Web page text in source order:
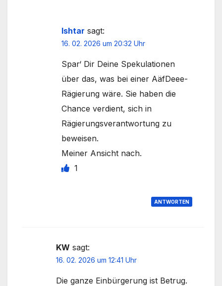
Ishtar sagt:
16. 02. 2026 um 20:32 Uhr
Spar‘ Dir Deine Spekulationen
über das, was bei einer AäfDeee-
Rägierung wäre. Sie haben die
Chance verdient, sich in
Rägierungsverantwortung zu
beweisen.
Meiner Ansicht nach.
1
ANTWORTEN
KW sagt:
16. 02. 2026 um 12:41 Uhr
Die ganze Einbürgerung ist Betrug.